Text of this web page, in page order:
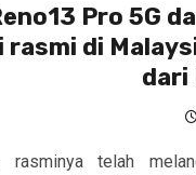
Pro 5G
rasmi di
dari
rasminya telah